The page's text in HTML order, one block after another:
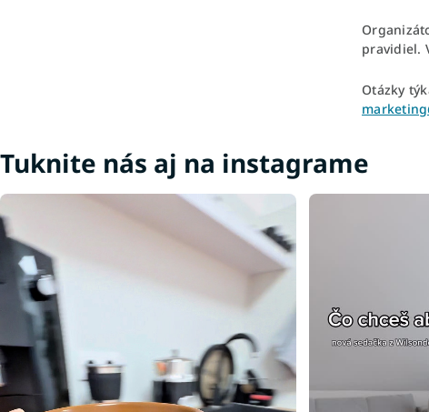
pravidiel.
Otázky
Tuknite nás aj na instagrame